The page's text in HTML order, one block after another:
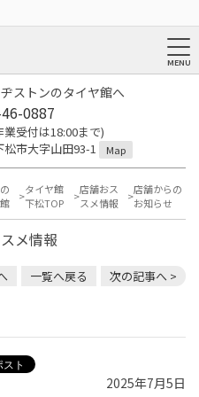
ストンのタイヤ館へ
0887
受付は18:00まで)
市大字山田93-1
Map
タイヤ館
下松TOP
店舗おス
スメ情報
店舗からの
お知らせ
メ情報
一覧へ戻る 次の記事へ >
2025年7月5日